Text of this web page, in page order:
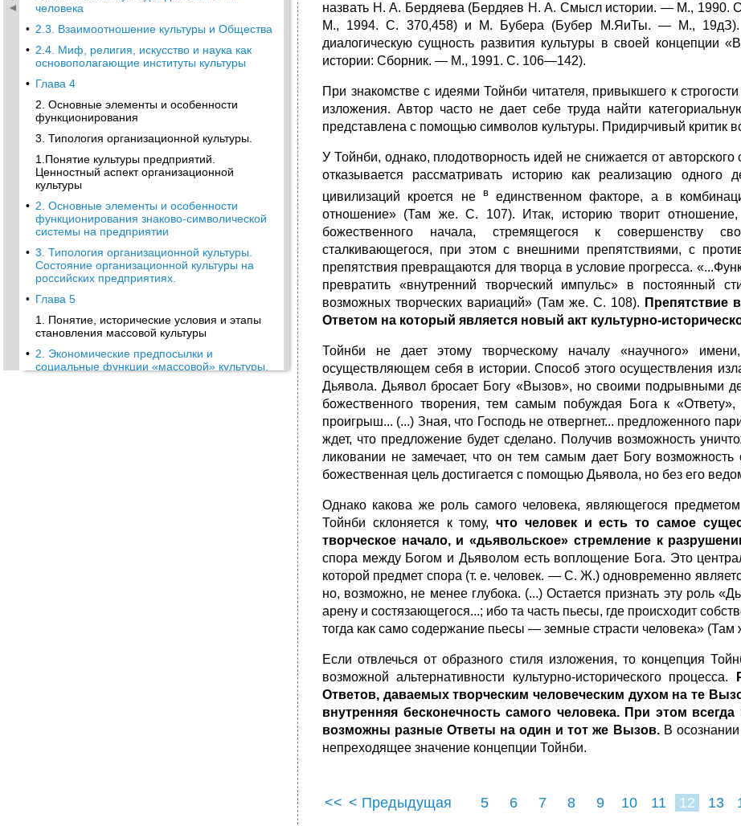
человека
• 2.3. Взаимоотношение культуры и Общества
• 2.4. Миф, религия, искусство и наука как
основополагающие институты культуры
• Глава 4
2. Основные элементы и особенности
функционирования
3. Типология организационной культуры.
1.Понятие культуры предприятий.
Ценностный аспект организационной
культуры
• 2. Основные элементы и особенности
функционирования знаково-символической
системы на предприятии
• 3. Типология организационной культуры.
Состояние организационной культуры на
российских предприятиях.
• Глава 5
1. Понятие, исторические условия и этапы
становления массовой культуры
• 2. Экономические предпосылки и
социальные функции «массовой» культуры.
назвать Н. А. Бердяева (Бердяев Н. А. Смысл истории. — М., 1990.
М., 1994. С. 370,458) и М. Бубера (Бубер М.ЯиТы. — М., 19дЗ).
диалогическую сущность развития культуры в своей
истории: Сборник. — М., 1991. С. 106—142).
При знакомстве с идеями Тойнби читателя, привыкшего к
из­ложения. Автор часто не дает себе труда найти
представлена с по­мощью символов культуры. Придирчивый критик
У Тойнби, однако, плодотворность идей не снижается от
отка­зывается рассматривать историю как реализацию одного
цивилизаций кроется не вединственном факторе, а в
отношение» (Там же. С. 107). Итак, историю творит
божественного начала, стремящегося к совершенству
сталкивающегося, при этом с внешними препятствиями, с
препятствия превращаются для творца в усло­вие прогресса.
превратить «внутренний творческий импульс» в постоянный
возможныx творческих вариаций» (Там же. С. 108). Препятствие
Ответом на который является новый акт культурно-
Тойнби не дает этому творческому началу «научного»
осуществляющем себя в истории. Способ этого осуществления
Дьявола. Дьявол бросает Богу «Вызов», но своими подрывными
божественного творения, тем самым побуждая Бога к
проигрыш... (...) Зная, что Господь не отвергнет... предложенного
ждет, что предложение бу­дет сделано. Получив возможность
ликовании не замечает, что он тем са­мым дает Богу
божественная цель достигается с помощью Дьявола, но без его
Однако какова же роль самого человека, являющегося
Тойнби скло­няется к тому, что человек и есть то самое
творческое начало, и «дьявольское» стремление к
спора между Богом и Дьяволом есть воплощение Бога. Это
кото­рой предмет спора (т. е. человек. — С. Ж.) одновременно
но, возможно, не ме­нее глубока. (...) Остается признать эту роль
арену и состязающегося...; ибо та часть пьесы, где происходит
тогда как само содержание пьесы — земные страсти человека» (Там
Если отвлечься от образного стиля изложения, то концепция
возможной альтернативности культурно-исторического процесса.
Ответов, даваемых творчес­ким человеческим духом на те
внутренняя бесконечность самого человека. При этом
воз­можны разные Ответы на один и тот же Вызов. В
непреходящее значение концепции Тойнби.
<< < Предыдущая 5 6 7 8 9 10 11 12 13